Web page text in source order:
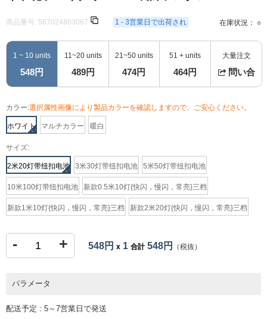
商品番号: 567024803067 1 - 3営業日で出荷され 在庫状況： ○
1 ~ 10 units
548円
11~20 units
489円
21~50 units
474円
51 + units
464円
大量注文
問い合
カラー:選択属性画像により製品カラーを確認しますので、ご安心ください。
ホワイト マルチカラー 暖白
サイズ:
2米20灯带纽扣电池 3米30灯带纽扣电池 5米50灯带纽扣电池
10米100灯带纽扣电池 新款0.5米10灯{快闪，慢闪，常亮}三档
新款1米10灯{快闪，慢闪，常亮}三档 新款2米20灯{快闪，慢闪，常亮}三档
- + 548円 x 1 合計548円 （税抜）
パラメータ
配送予定 : 5～7営業日で発送